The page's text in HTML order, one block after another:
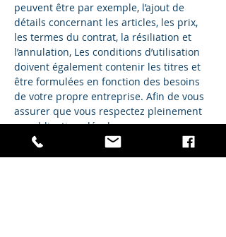
peuvent être par exemple, l’ajout de
détails concernant les articles, les prix,
les termes du contrat, la résiliation et
l’annulation, Les conditions d’utilisation
doivent également contenir les titres et
être formulées en fonction des besoins
de votre propre entreprise. Afin de vous
assurer que vous respectez pleinement
vos obligations légales, nous vous
conseillons vivement de demander
conseil à un professionnel afin de mieux